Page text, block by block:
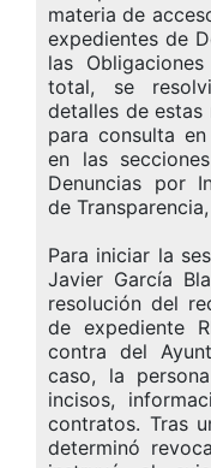
materia de
expedientes de
las
total, se
detalles de estas
para consulta
en las
Denuncias por
de
Para iniciar la
Javier García
resolución del
de expediente
contra del
caso, la
incisos,
contratos. Tras
determinó